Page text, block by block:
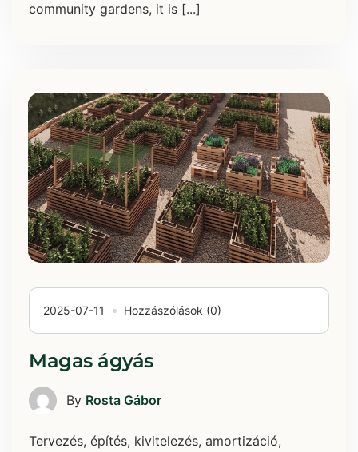
community gardens, it is [...]
2025-07-11 Hozzászólások (0)
Magas ágyás
By Rosta Gábor
Tervezés, építés, kivitelezés, amortizáció,